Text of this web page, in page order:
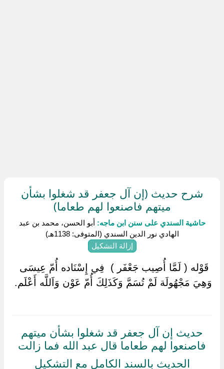
شرح حديث (إن آل جعفر قد شغلوا بشأن
ميتهم فاصنعوا لهم طعاما)
حاشية السندي على سنن ابن ماجه: أبو الحسن، محمد بن عبد
الهادي نور الدين السندي (المتوفى: 1138هـ)
إزالة التشكيل
‏ ‏قَوْله ( لَمَّا أُصِيب جَعْفَر ) ‏ ‏فِي إِسْنَاده أُمّ عِيسَى
وَهِيَ مَجْهُولَة لَمْ تُسَمَّ وَكَذَلِكَ أُمّ عَوْن وَاَللَّه أَعْلَم.
حديث إن آل جعفر قد شغلوا بشأن ميتهم
فاصنعوا لهم طعاما قال عبد الله فما زالت
الحديث بالسند الكامل مع التشكيل